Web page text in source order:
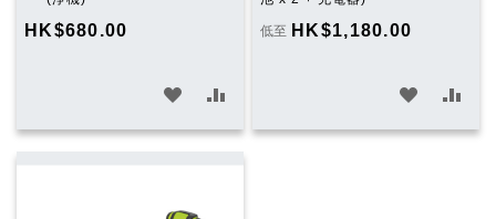
HK$680.00
車
入
望
入
低至 HK$1,180.00
入 入